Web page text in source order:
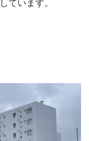
ています。